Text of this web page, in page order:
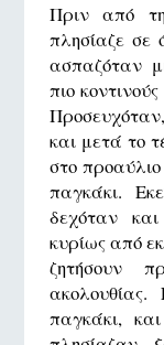
Πριν από
πλησίαζε σε
ασπαζόταν
πιο
και μετά το
στο
παγκάκι.
δεχόταν
κυρίως από
ζητήσουν
παγκάκι,